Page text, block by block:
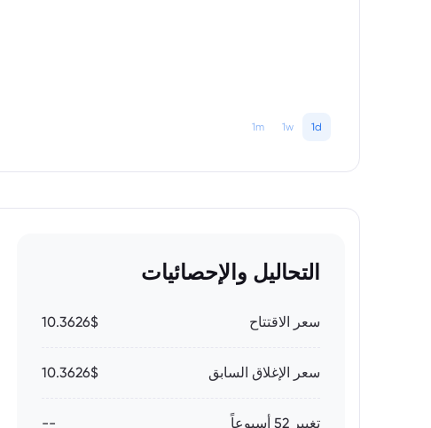
1d
1w
1m
التحاليل والإحصائيات
سعر الاقتتاح 10.3626$
سعر الإغلاق السابق 10.3626$
تغيير 52 أسبوعاً --